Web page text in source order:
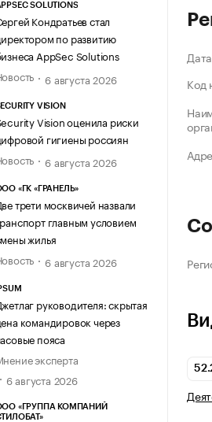
SOLUTIONS
Кондратьев стал
по развитию
AppSec Solutions
6 августа 2026
VISION
Vision оценила риски
гигиены россиян
6 августа 2026
«ГК «ГРАНЕЛЬ»
трети москвичей назвали
главным условием
жилья
6 августа 2026
руководителя: скрытая
командировок через
пояса
эксперта
6 августа 2026
«ГРУППА КОМПАНИЙ
Код